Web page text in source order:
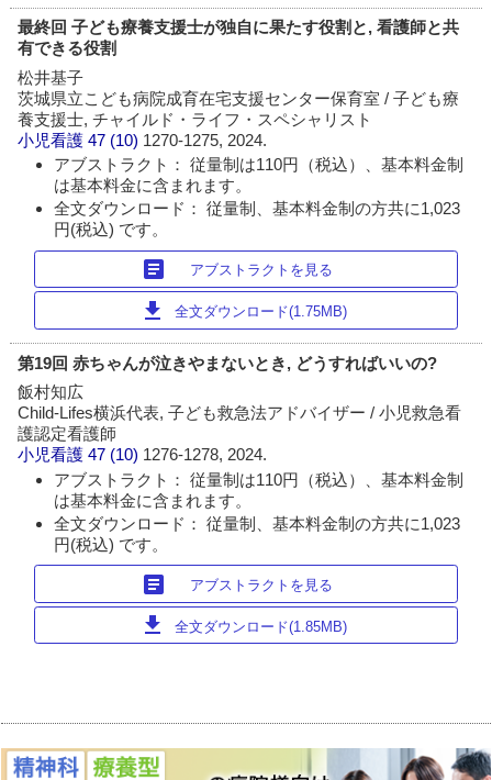
最終回 子ども療養支援士が独自に果たす役割と, 看護師と共
有できる役割
松井基子
茨城県立こども病院成育在宅支援センター保育室 / 子ども療
養支援士, チャイルド・ライフ・スペシャリスト
小児看護 47 (10) 1270-1275, 2024.
アブストラクト： 従量制は110円（税込）、基本料金制
は基本料金に含まれます。
全文ダウンロード： 従量制、基本料金制の方共に1,023
円(税込) です。
article アブストラクトを見る
download 全文ダウンロード(1.75MB)
第19回 赤ちゃんが泣きやまないとき, どうすればいいの?
飯村知広
Child-Lifes横浜代表, 子ども救急法アドバイザー / 小児救急看
護認定看護師
小児看護 47 (10) 1276-1278, 2024.
アブストラクト： 従量制は110円（税込）、基本料金制
は基本料金に含まれます。
全文ダウンロード： 従量制、基本料金制の方共に1,023
円(税込) です。
article アブストラクトを見る
download 全文ダウンロード(1.85MB)